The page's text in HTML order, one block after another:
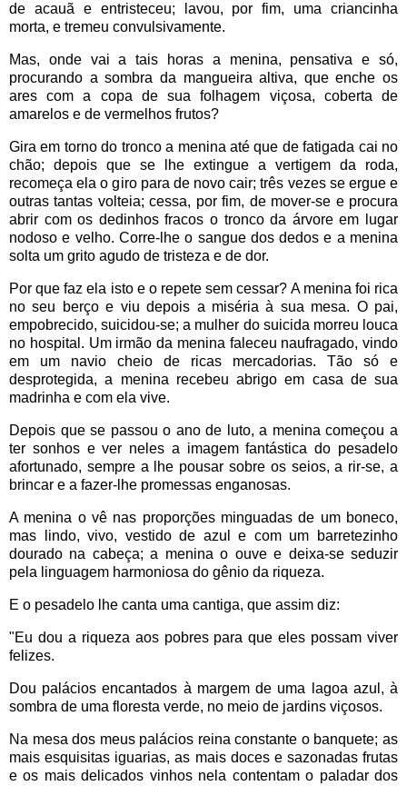
de acauã e entristeceu; lavou, por fim, uma criancinha
morta, e tremeu convulsivamente.
Mas, onde vai a tais horas a menina, pensativa e só,
procurando a sombra da mangueira altiva, que enche os
ares com a copa de sua folhagem viçosa, coberta de
amarelos e de vermelhos frutos?
Gira em torno do tronco a menina até que de fatigada cai no
chão; depois que se lhe extingue a vertigem da roda,
recomeça ela o giro para de novo cair; três vezes se ergue e
outras tantas volteia; cessa, por fim, de mover-se e procura
abrir com os dedinhos fracos o tronco da árvore em lugar
nodoso e velho. Corre-lhe o sangue dos dedos e a menina
solta um grito agudo de tristeza e de dor.
Por que faz ela isto e o repete sem cessar? A menina foi rica
no seu berço e viu depois a miséria à sua mesa. O pai,
empobrecido, suicidou-se; a mulher do suicida morreu louca
no hospital. Um irmão da menina faleceu naufragado, vindo
em um navio cheio de ricas mercadorias. Tão só e
desprotegida, a menina recebeu abrigo em casa de sua
madrinha e com ela vive.
Depois que se passou o ano de luto, a menina começou a
ter sonhos e ver neles a imagem fantástica do pesadelo
afortunado, sempre a lhe pousar sobre os seios, a rir-se, a
brincar e a fazer-lhe promessas enganosas.
A menina o vê nas proporções minguadas de um boneco,
mas lindo, vivo, vestido de azul e com um barretezinho
dourado na cabeça; a menina o ouve e deixa-se seduzir
pela linguagem harmoniosa do gênio da riqueza.
E o pesadelo lhe canta uma cantiga, que assim diz:
"Eu dou a riqueza aos pobres para que eles possam viver
felizes.
Dou palácios encantados à margem de uma lagoa azul, à
sombra de uma floresta verde, no meio de jardins viçosos.
Na mesa dos meus palácios reina constante o banquete; as
mais esquisitas iguarias, as mais doces e sazonadas frutas
e os mais delicados vinhos nela contentam o paladar dos